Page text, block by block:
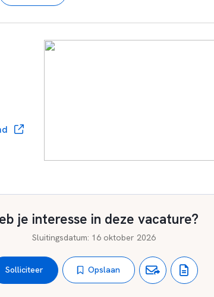
je interesse in deze vacature?
Sluitingsdatum: 16 oktober 2026
Solliciteer Opslaan